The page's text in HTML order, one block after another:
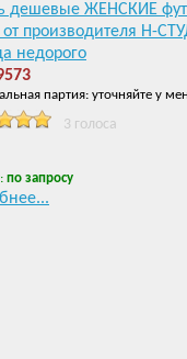
дешевые ЖЕНСКИЕ
от производителя Н-
недорого
партия: уточняйте у
3 голоса
по запросу